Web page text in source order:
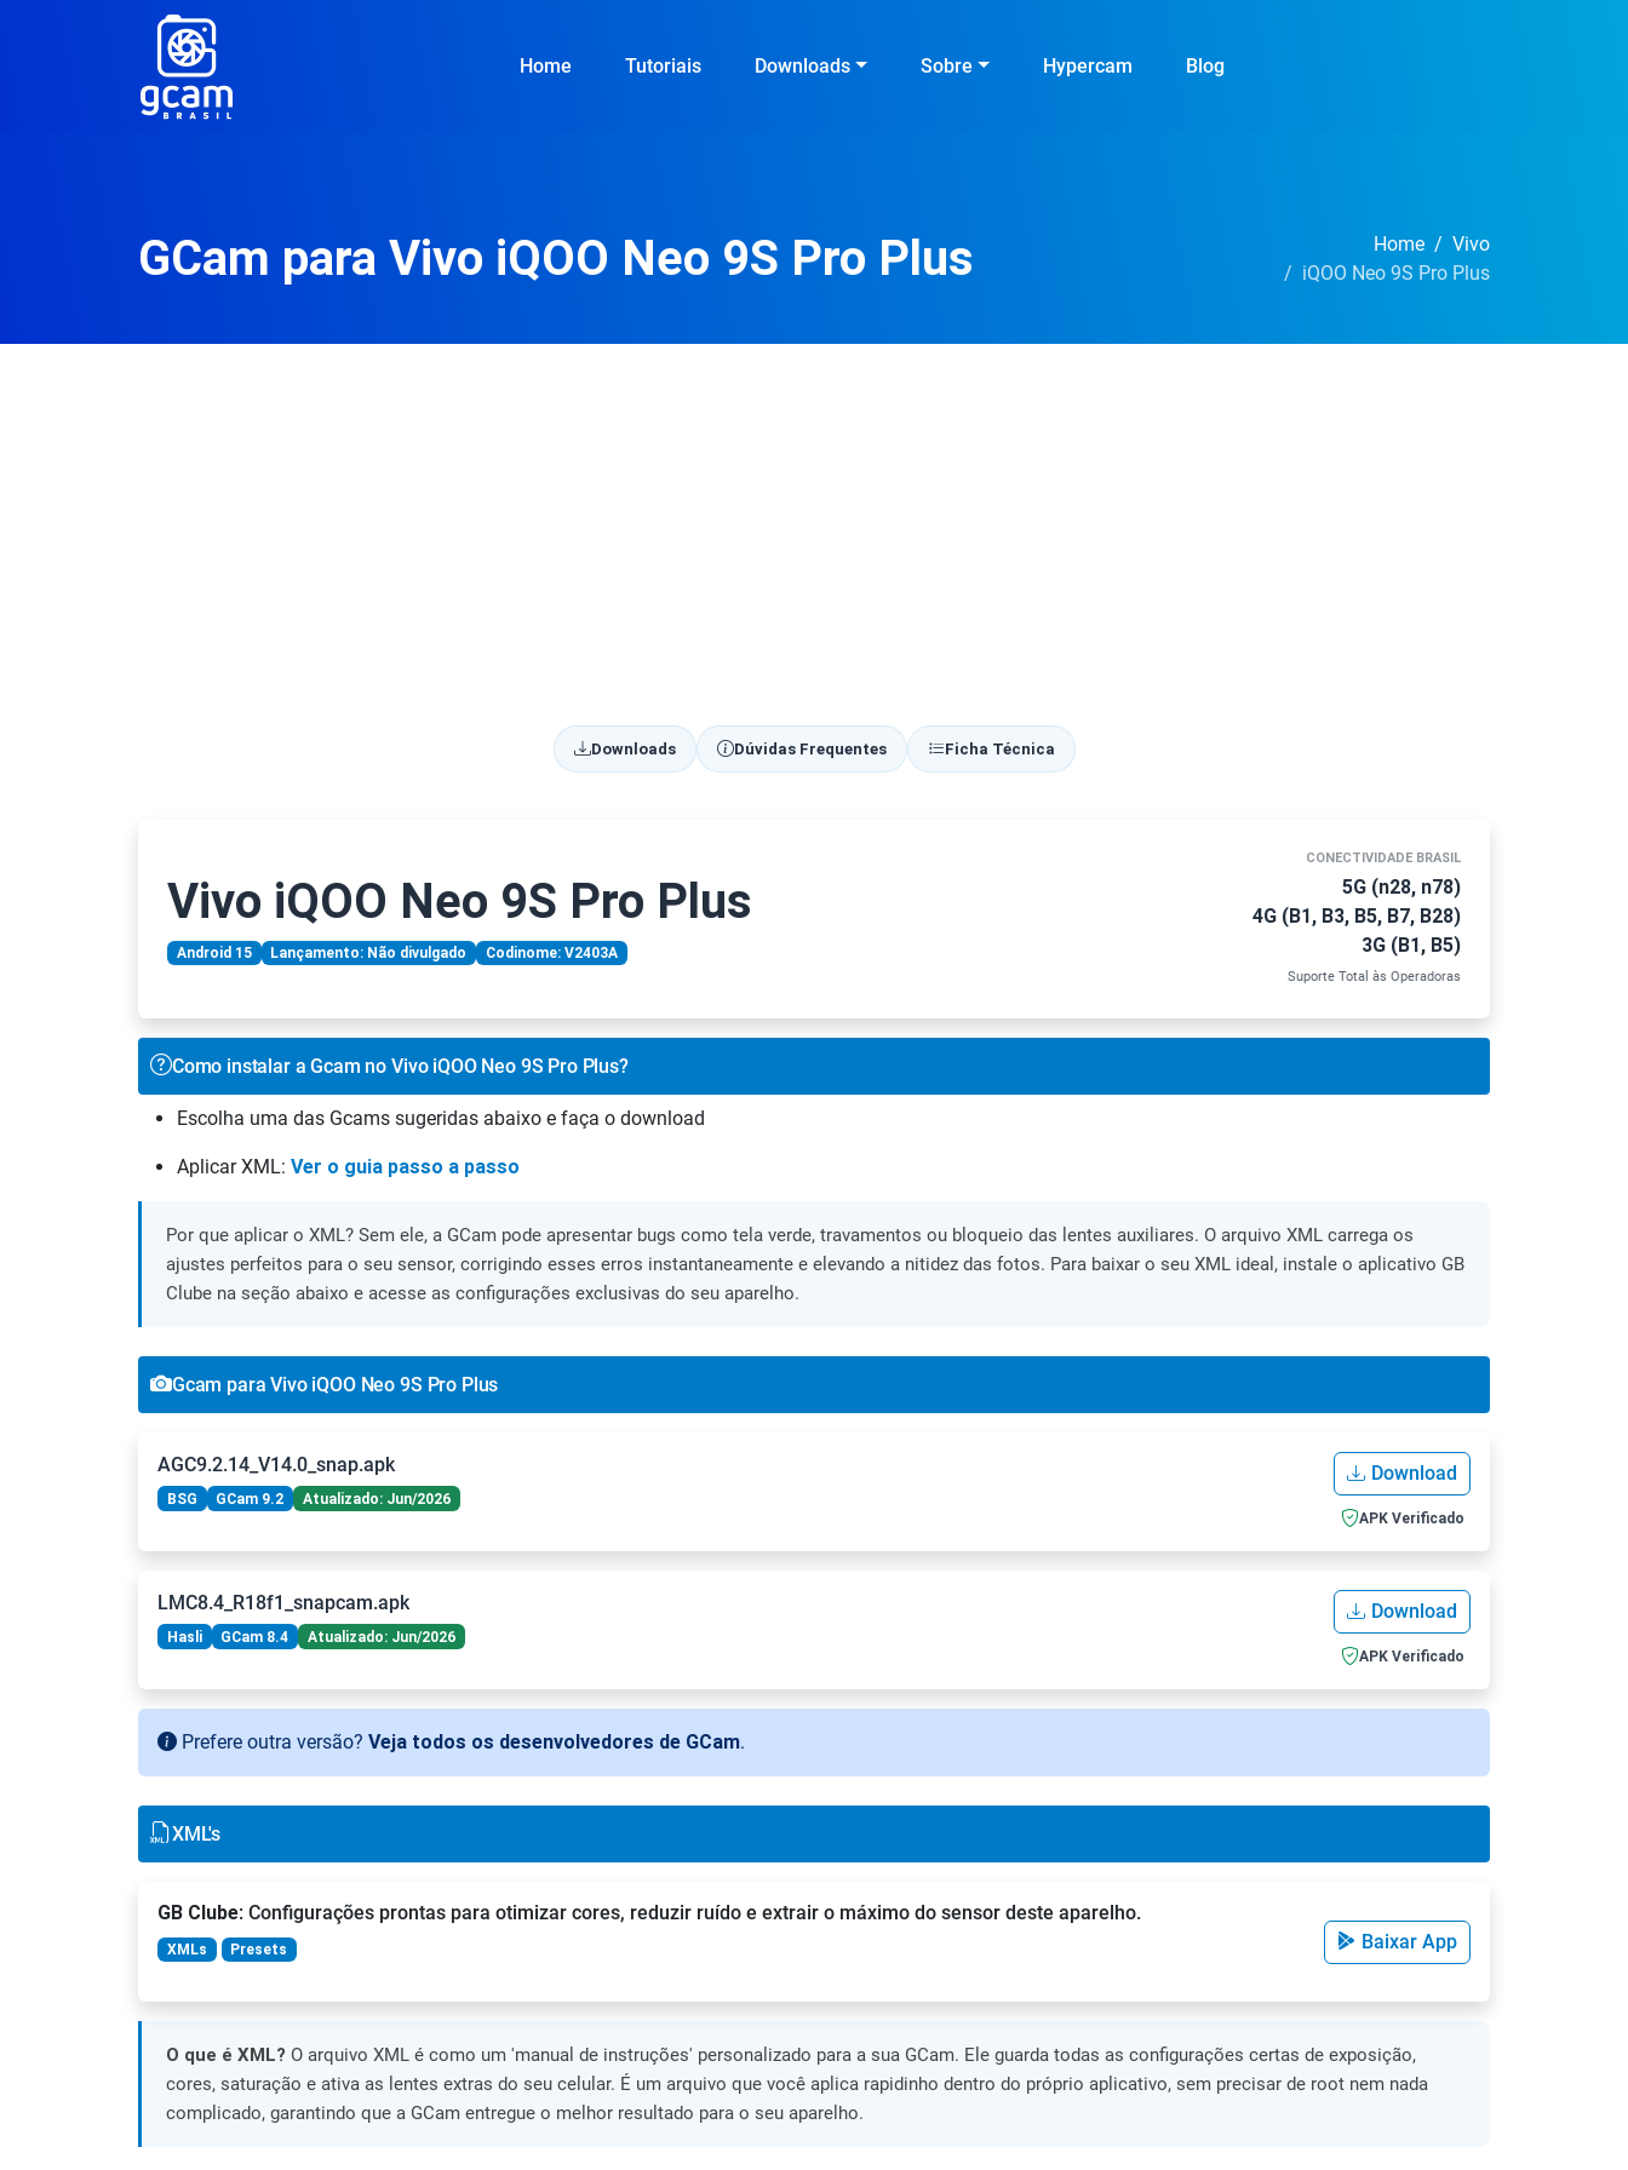
Home Tutoriais Downloads Sobre Hypercam Blog
GCam para Vivo iQOO Neo 9S Pro Plus Home
Vivo
iQOO Neo 9S Pro Plus
Downloads Dúvidas Frequentes Ficha Técnica
Vivo iQOO Neo 9S Pro Plus
Android 15 Lançamento: Não divulgado Codinome: V2403A
CONECTIVIDADE BRASIL
5G (n28, n78)
4G (B1, B3, B5, B7, B28)
3G (B1, B5)
Suporte Total às Operadoras
Como instalar a Gcam no Vivo iQOO Neo 9S Pro Plus?
Escolha uma das Gcams sugeridas abaixo e faça o download
Aplicar XML: Ver o guia passo a passo
Por que aplicar o XML? Sem ele, a GCam pode apresentar bugs como tela verde, travamentos ou bloqueio das lentes auxiliares. O arquivo XML carrega os
ajustes perfeitos para o seu sensor, corrigindo esses erros instantaneamente e elevando a nitidez das fotos. Para baixar o seu XML ideal, instale o aplicativo GB
Clube na seção abaixo e acesse as configurações exclusivas do seu aparelho.
Gcam para Vivo iQOO Neo 9S Pro Plus
AGC9.2.14_V14.0_snap.apk
BSG GCam 9.2 Atualizado: Jun/2026
Download
APK Verificado
LMC8.4_R18f1_snapcam.apk
Hasli GCam 8.4 Atualizado: Jun/2026
Download
APK Verificado
Prefere outra versão? Veja todos os desenvolvedores de GCam.
XML's
GB Clube: Configurações prontas para otimizar cores, reduzir ruído e extrair o máximo do sensor deste aparelho.
XMLs Presets Baixar App
O que é XML? O arquivo XML é como um 'manual de instruções' personalizado para a sua GCam. Ele guarda todas as configurações certas de exposição,
cores, saturação e ativa as lentes extras do seu celular. É um arquivo que você aplica rapidinho dentro do próprio aplicativo, sem precisar de root nem nada
complicado, garantindo que a GCam entregue o melhor resultado para o seu aparelho.